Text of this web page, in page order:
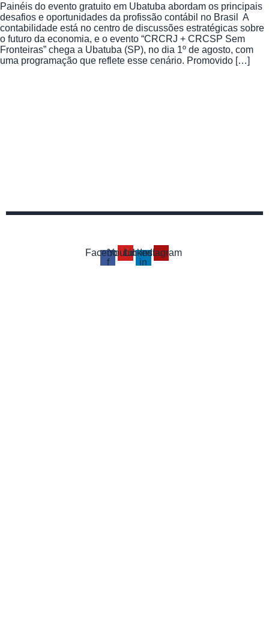
Painéis do evento gratuito em Ubatuba abordam os principais
desafios e oportunidades da profissão contábil no Brasil A
contabilidade está no centro de discussões estratégicas sobre
o futuro da economia, e o evento “CRCRJ + CRCSP Sem
Fronteiras” chega a Ubatuba (SP), no dia 1º de agosto, com
uma programação que reflete esse cenário. Promovido […]
Facebook-
f
Youtube
Linkedin-
in
Instagram